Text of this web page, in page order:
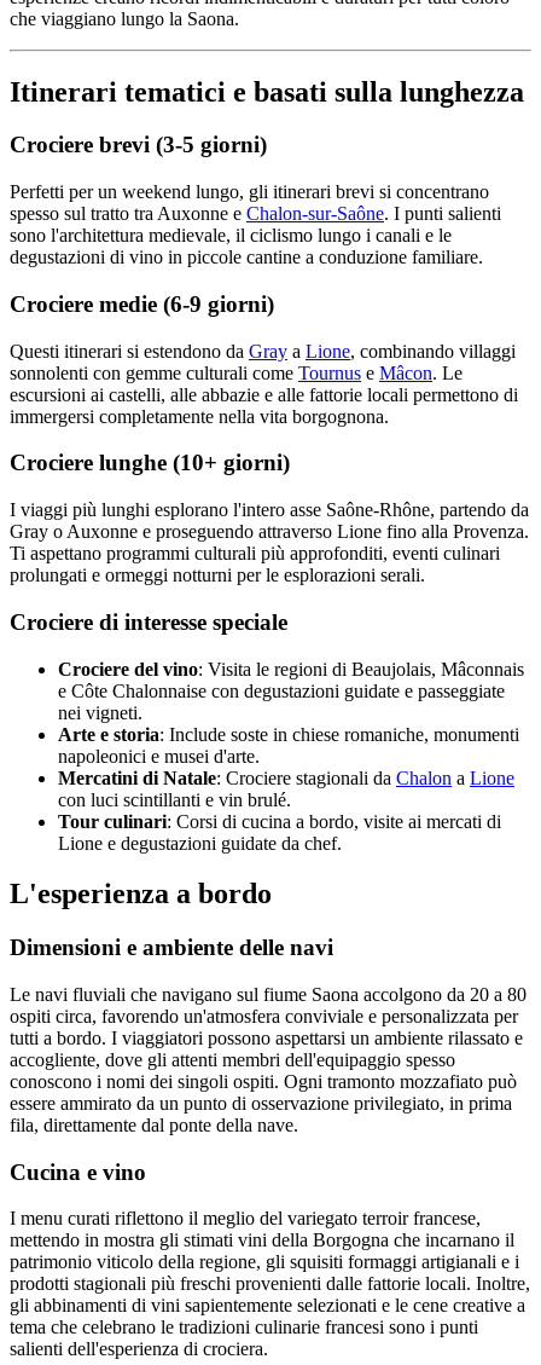
che viaggiano lungo la Saona.
Itinerari tematici e basati sulla lunghezza
Crociere brevi (3-5 giorni)
Perfetti per un weekend lungo, gli itinerari brevi si concentrano
spesso sul tratto tra Auxonne e Chalon-sur-Saône. I punti salienti
sono l'architettura medievale, il ciclismo lungo i canali e le
degustazioni di vino in piccole cantine a conduzione familiare.
Crociere medie (6-9 giorni)
Questi itinerari si estendono da Gray a Lione, combinando villaggi
sonnolenti con gemme culturali come Tournus e Mâcon. Le
escursioni ai castelli, alle abbazie e alle fattorie locali permettono di
immergersi completamente nella vita borgognona.
Crociere lunghe (10+ giorni)
I viaggi più lunghi esplorano l'intero asse Saône-Rhône, partendo da
Gray o Auxonne e proseguendo attraverso Lione fino alla Provenza.
Ti aspettano programmi culturali più approfonditi, eventi culinari
prolungati e ormeggi notturni per le esplorazioni serali.
Crociere di interesse speciale
Crociere del vino: Visita le regioni di Beaujolais, Mâconnais
e Côte Chalonnaise con degustazioni guidate e passeggiate
nei vigneti.
Arte e storia: Include soste in chiese romaniche, monumenti
napoleonici e musei d'arte.
Mercatini di Natale: Crociere stagionali da Chalon a Lione
con luci scintillanti e vin brulé.
Tour culinari: Corsi di cucina a bordo, visite ai mercati di
Lione e degustazioni guidate da chef.
L'esperienza a bordo
Dimensioni e ambiente delle navi
Le navi fluviali che navigano sul fiume Saona accolgono da 20 a 80
ospiti circa, favorendo un'atmosfera conviviale e personalizzata per
tutti a bordo. I viaggiatori possono aspettarsi un ambiente rilassato e
accogliente, dove gli attenti membri dell'equipaggio spesso
conoscono i nomi dei singoli ospiti. Ogni tramonto mozzafiato può
essere ammirato da un punto di osservazione privilegiato, in prima
fila, direttamente dal ponte della nave.
Cucina e vino
I menu curati riflettono il meglio del variegato terroir francese,
mettendo in mostra gli stimati vini della Borgogna che incarnano il
patrimonio viticolo della regione, gli squisiti formaggi artigianali e i
prodotti stagionali più freschi provenienti dalle fattorie locali. Inoltre,
gli abbinamenti di vini sapientemente selezionati e le cene creative a
tema che celebrano le tradizioni culinarie francesi sono i punti
salienti dell'esperienza di crociera.